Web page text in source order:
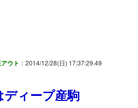
ウト ：2014/12/28(日) 17:37:29.49
ディープ産駒